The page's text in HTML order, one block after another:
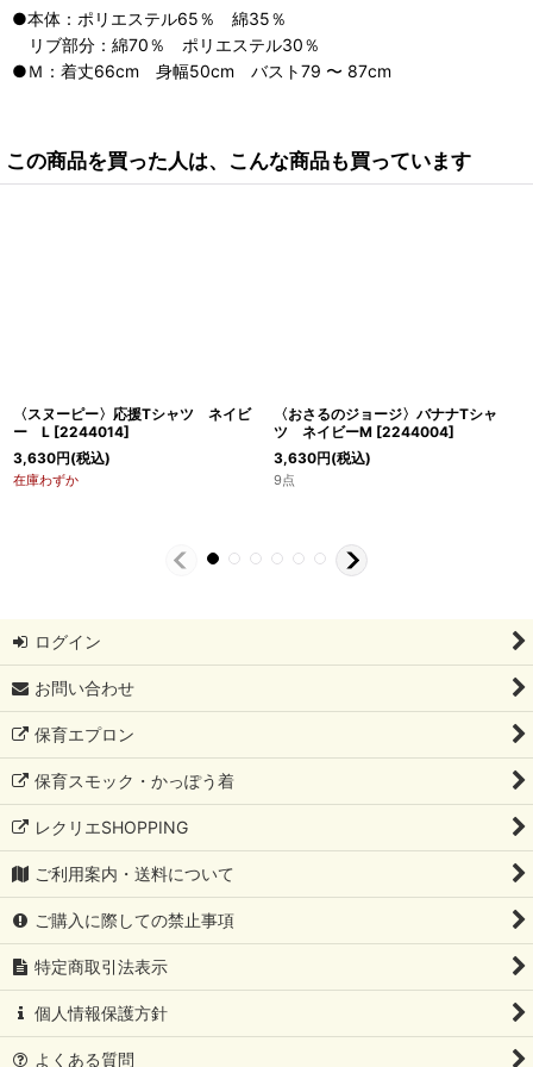
●本体：ポリエステル65％ 綿35％
リブ部分：綿70％ ポリエステル30％
●Ｍ：着丈66cm 身幅50cm バスト79 〜 87cm
この商品を買った人は、こんな商品も買っています
〈スヌーピー〉応援Tシャツ ネイビ
ー L [2244014]
3,630円(税込)
在庫わずか
〈おさるのジョージ〉バナナTシャ
ツ ネイビーM [2244004]
3,630円(税込)
9点
ログイン
お問い合わせ
保育エプロン
保育スモック・かっぽう着
レクリエSHOPPING
ご利用案内・送料について
ご購入に際しての禁止事項
特定商取引法表示
個人情報保護方針
よくある質問